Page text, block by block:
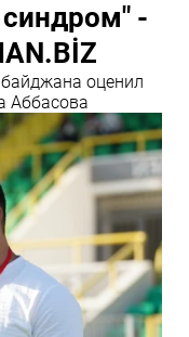
-
оценил
Аббасова